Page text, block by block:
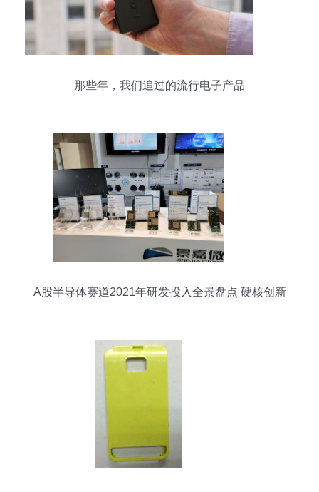
那些年，我们追过的流行电子产品
A股半导体赛道2021年研发投入全景盘点 硬核创新